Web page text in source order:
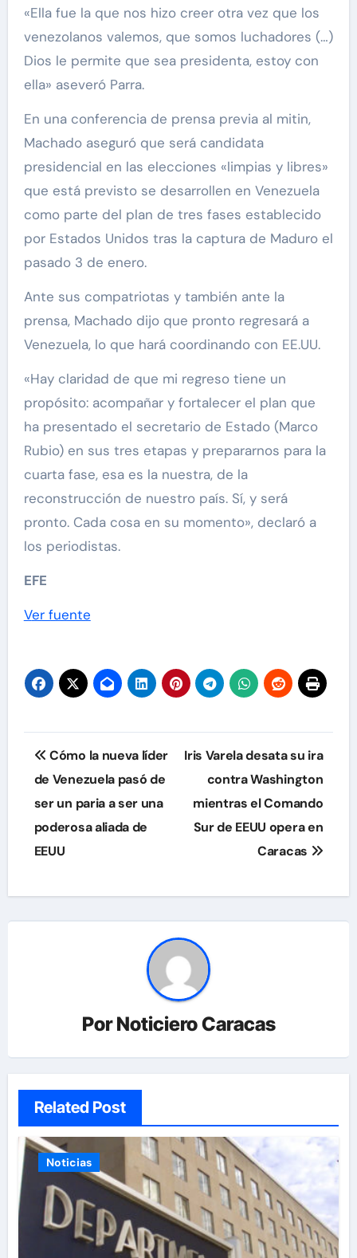
«Ella fue la que nos hizo creer otra vez que los
venezolanos valemos, que somos luchadores (…)
Dios le permite que sea presidenta, estoy con
ella» aseveró Parra.
En una conferencia de prensa previa al mitin,
Machado aseguró que será candidata
presidencial en las elecciones «limpias y libres»
que está previsto se desarrollen en Venezuela
como parte del plan de tres fases establecido
por Estados Unidos tras la captura de Maduro el
pasado 3 de enero.
Ante sus compatriotas y también ante la
prensa, Machado dijo que pronto regresará a
Venezuela, lo que hará coordinando con EE.UU.
«Hay claridad de que mi regreso tiene un
propósito: acompañar y fortalecer el plan que
ha presentado el secretario de Estado (Marco
Rubio) en sus tres etapas y prepararnos para la
cuarta fase, esa es la nuestra, de la
reconstrucción de nuestro país. Sí, y será
pronto. Cada cosa en su momento», declaró a
los periodistas.
EFE
Ver fuente
Navegación
de
entradas
Cómo la nueva líder
de Venezuela pasó de
ser un paria a ser una
poderosa aliada de
EEUU
Iris Varela desata su ira
contra Washington
mientras el Comando
Sur de EEUU opera en
Caracas
PorNoticiero Caracas
Related Post
Noticias